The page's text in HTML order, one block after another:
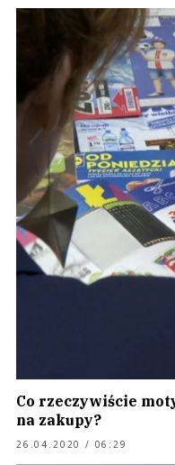
Co rzeczywiście
na zakupy?
26.04.2020 / 06:29